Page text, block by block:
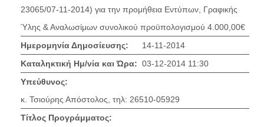
23065/07-11-2014) για την προμήθεια Εντύπων, Γραφικής
Ύλης & Αναλωσίμων συνολικού προϋπολογισμού 4.000,00€
Ημερομηνία Δημοσίευσης:
14-11-2014
Καταληκτική Ημ/νία και Ώρα: 03-12-2014 11:30
Υπεύθυνος:
κ. Τσιούρης Απόστολος, τηλ: 26510-05929
Τίτλος Προγράμματος: